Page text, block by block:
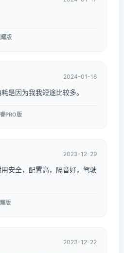
版
2024-01-16
是因为我我短途比较多。
PRO版
2023-12-29
安全，配置高，隔音好，驾驶
版
2023-12-22